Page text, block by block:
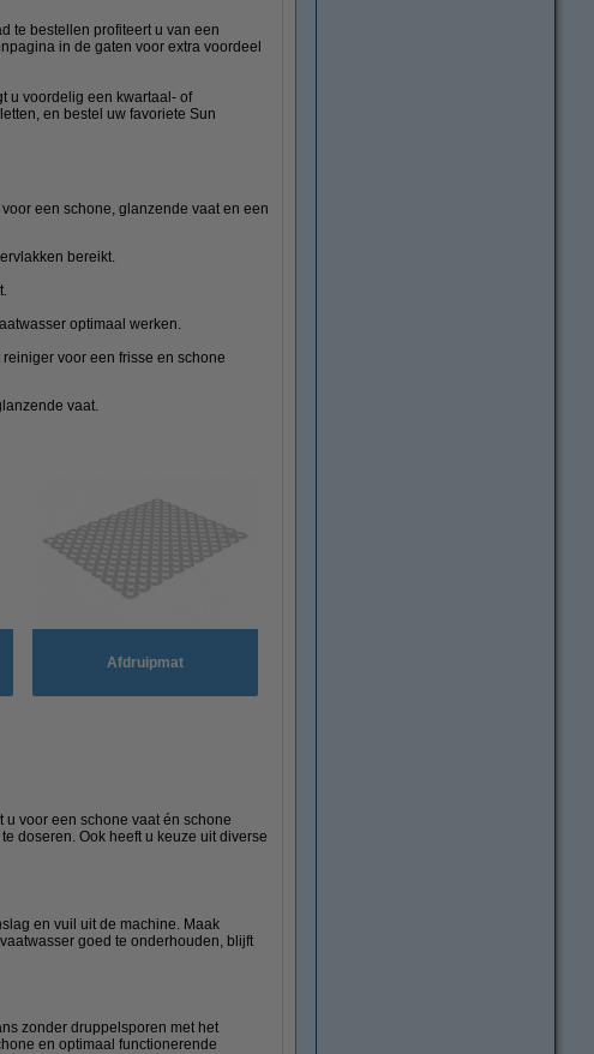
te bestellen profiteert u van een
in de gaten voor extra voordeel
u voordelig een kwartaal- of
en bestel uw favoriete Sun
een schone, glanzende vaat en een
bereikt.
optimaal werken.
voor een frisse en schone
vaat.
Afdruipmat
voor een schone vaat én schone
doseren. Ook heeft u keuze uit diverse
en vuil uit de machine. Maak
goed te onderhouden, blijft
zonder druppelsporen met het
en optimaal functionerende